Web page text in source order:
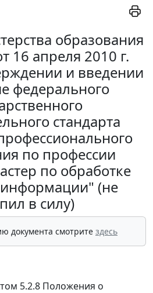
образования
16 апреля 2010 г.
и введении
федерального
стандарта
по профессии
по обработке
(не
в силу)
документа смотрите здесь
5.2.8 Положения о